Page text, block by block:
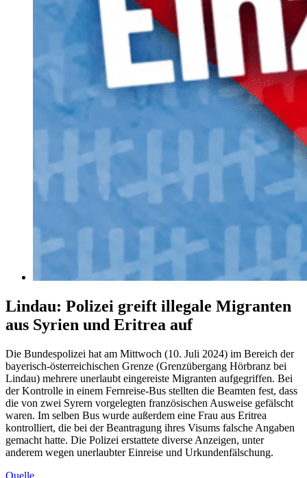
Lindau: Polizei greift illegale Migranten
aus Syrien und Eritrea auf
Die Bundespolizei hat am Mittwoch (10. Juli 2024) im Bereich der
bayerisch-österreichischen Grenze (Grenzübergang Hörbranz bei
Lindau) mehrere unerlaubt eingereiste Migranten aufgegriffen. Bei
der Kontrolle in einem Fernreise-Bus stellten die Beamten fest, dass
die von zwei Syrern vorgelegten französischen Ausweise gefälscht
waren. Im selben Bus wurde außerdem eine Frau aus Eritrea
kontrolliert, die bei der Beantragung ihres Visums falsche Angaben
gemacht hatte. Die Polizei erstattete diverse Anzeigen, unter
anderem wegen unerlaubter Einreise und Urkundenfälschung.
Quelle